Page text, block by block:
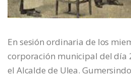
En sesión ordinaria de los
corporación municipal del día
el Alcalde de Ulea.